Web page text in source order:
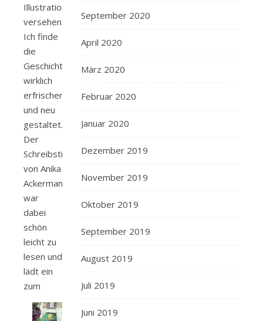
Illustrationen
versehen.
Ich finde
die
Geschichte
wirklich
erfrischend
und neu
gestaltet.
Der
Schreibstil
von Anika
Ackermann
war
dabei
schön
leicht zu
lesen und
lädt ein
zum
September 2020
April 2020
März 2020
Februar 2020
Januar 2020
Dezember 2019
November 2019
Oktober 2019
September 2019
August 2019
Juli 2019
Juni 2019